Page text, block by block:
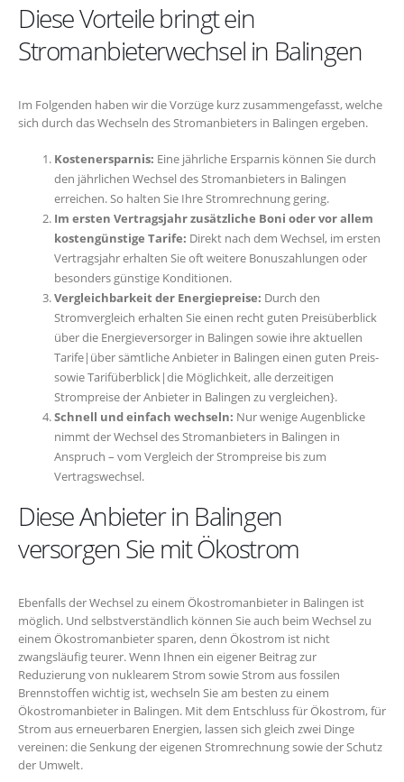
Diese Vorteile bringt ein
Stromanbieterwechsel in Balingen
Im Folgenden haben wir die Vorzüge kurz zusammengefasst, welche
sich durch das Wechseln des Stromanbieters in Balingen ergeben.
Kostenersparnis: Eine jährliche Ersparnis können Sie durch
den jährlichen Wechsel des Stromanbieters in Balingen
erreichen. So halten Sie Ihre Stromrechnung gering.
Im ersten Vertragsjahr zusätzliche Boni oder vor allem
kostengünstige Tarife: Direkt nach dem Wechsel, im ersten
Vertragsjahr erhalten Sie oft weitere Bonuszahlungen oder
besonders günstige Konditionen.
Vergleichbarkeit der Energiepreise: Durch den
Stromvergleich erhalten Sie einen recht guten Preisüberblick
über die Energieversorger in Balingen sowie ihre aktuellen
Tarife|über sämtliche Anbieter in Balingen einen guten Preis-
sowie Tarifüberblick|die Möglichkeit, alle derzeitigen
Strompreise der Anbieter in Balingen zu vergleichen}.
Schnell und einfach wechseln: Nur wenige Augenblicke
nimmt der Wechsel des Stromanbieters in Balingen in
Anspruch – vom Vergleich der Strompreise bis zum
Vertragswechsel.
Diese Anbieter in Balingen
versorgen Sie mit Ökostrom
Ebenfalls der Wechsel zu einem Ökostromanbieter in Balingen ist
möglich. Und selbstverständlich können Sie auch beim Wechsel zu
einem Ökostromanbieter sparen, denn Ökostrom ist nicht
zwangsläufig teurer. Wenn Ihnen ein eigener Beitrag zur
Reduzierung von nuklearem Strom sowie Strom aus fossilen
Brennstoffen wichtig ist, wechseln Sie am besten zu einem
Ökostromanbieter in Balingen. Mit dem Entschluss für Ökostrom, für
Strom aus erneuerbaren Energien, lassen sich gleich zwei Dinge
vereinen: die Senkung der eigenen Stromrechnung sowie der Schutz
der Umwelt.